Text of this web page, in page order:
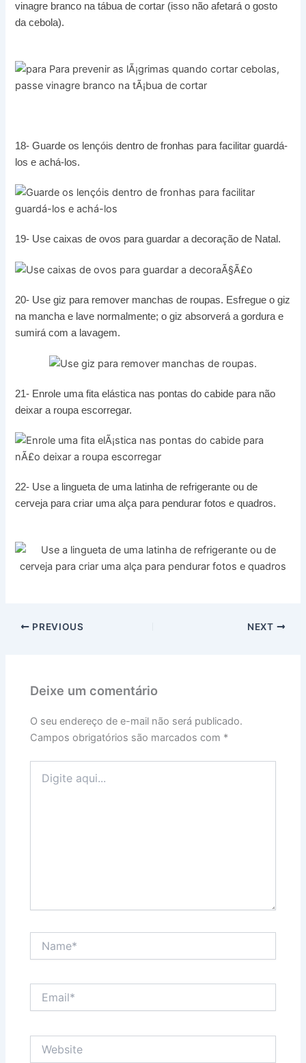
vinagre branco na tábua de cortar (isso não afetará o gosto
da cebola).
18- Guarde os lençóis dentro de fronhas para facilitar guardá-
los e achá-los.
19- Use caixas de ovos para guardar a decoração de Natal.
20- Use giz para remover manchas de roupas. Esfregue o giz
na mancha e lave normalmente; o giz absorverá a gordura e
sumirá com a lavagem.
21- Enrole uma fita elástica nas pontas do cabide para não
deixar a roupa escorregar.
22- Use a lingueta de uma latinha de refrigerante ou de
cerveja para criar uma alça para pendurar fotos e quadros.
PREVIOUS NEXT
Deixe um comentário
O seu endereço de e-mail não será publicado.
Campos obrigatórios são marcados com *
aqui...